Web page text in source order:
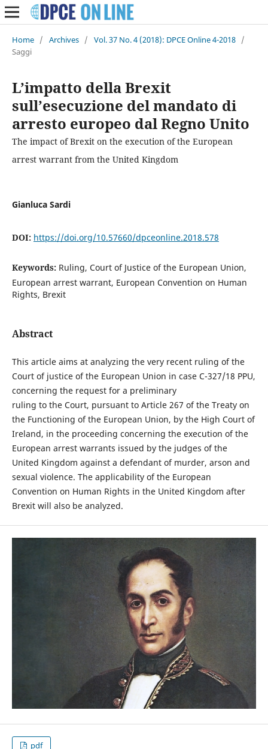
Home / Archives / Vol. 37 No. 4 (2018): DPCE Online 4-2018 /
Saggi
L’impatto della Brexit
sull’esecuzione del mandato di
arresto europeo dal Regno Unito
The impact of Brexit on the execution of the European
arrest warrant from the United Kingdom
Gianluca Sardi
DOI: https://doi.org/10.57660/dpceonline.2018.578
Keywords: Ruling, Court of Justice of the European Union,
European arrest warrant, European Convention on Human
Rights, Brexit
Abstract
This article aims at analyzing the very recent ruling of the
Court of justice of the European Union in case C-327/18 PPU,
concerning the request for a preliminary
ruling to the Court, pursuant to Article 267 of the Treaty on
the Functioning of the European Union, by the High Court of
Ireland, in the proceeding concerning the execution of the
European arrest warrants issued by the judges of the
United Kingdom against a defendant of murder, arson and
sexual violence. The applicability of the European
Convention on Human Rights in the United Kingdom after
Brexit will also be analyzed.
pdf